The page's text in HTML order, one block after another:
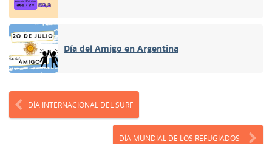
Día del Amigo en Argentina
DÍA INTERNACIONAL DEL SURF
DÍA MUNDIAL DE LOS REFUGIADOS